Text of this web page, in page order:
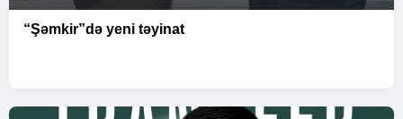
“Şəmkir”də yeni təyinat